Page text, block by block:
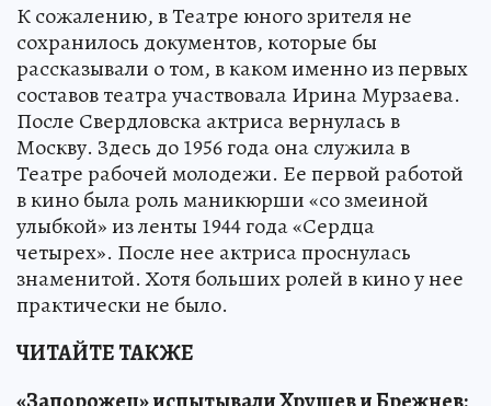
К сожалению, в Театре юного зрителя не
сохранилось документов, которые бы
рассказывали о том, в каком именно из первых
составов театра участвовала Ирина Мурзаева.
После Свердловска актриса вернулась в
Москву. Здесь до 1956 года она служила в
Театре рабочей молодежи. Ее первой работой
в кино была роль маникюрши «со змеиной
улыбкой» из ленты 1944 года «Сердца
четырех». После нее актриса проснулась
знаменитой. Хотя больших ролей в кино у нее
практически не было.
ЧИТАЙТЕ ТАКЖЕ